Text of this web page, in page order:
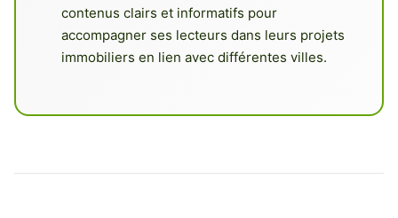
contenus clairs et informatifs pour
accompagner ses lecteurs dans leurs projets
immobiliers en lien avec différentes villes.